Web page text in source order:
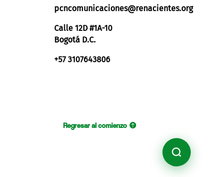
pcncomunicaciones@renacientes.org
Calle 12D #1A-10
Bogotá D.C.
+57 3107643806
Regresar al comienzo